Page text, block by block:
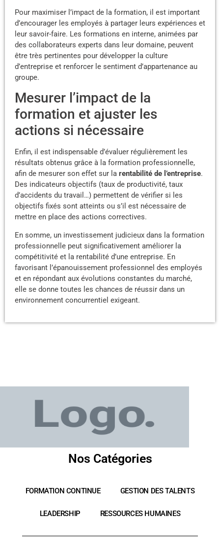
Pour maximiser l’impact de la formation, il est important
d’encourager les employés à partager leurs expériences et
leur savoir-faire. Les formations en interne, animées par
des collaborateurs experts dans leur domaine, peuvent
être très pertinentes pour développer la culture
d’entreprise et renforcer le sentiment d’appartenance au
groupe.
Mesurer l’impact de la
formation et ajuster les
actions si nécessaire
Enfin, il est indispensable d’évaluer régulièrement les
résultats obtenus grâce à la formation professionnelle,
afin de mesurer son effet sur la rentabilité de l’entreprise.
Des indicateurs objectifs (taux de productivité, taux
d’accidents du travail…) permettent de vérifier si les
objectifs fixés sont atteints ou s’il est nécessaire de
mettre en place des actions correctives.
En somme, un investissement judicieux dans la formation
professionnelle peut significativement améliorer la
compétitivité et la rentabilité d’une entreprise. En
favorisant l’épanouissement professionnel des employés
et en répondant aux évolutions constantes du marché,
elle se donne toutes les chances de réussir dans un
environnement concurrentiel exigeant.
Nos Catégories
FORMATION CONTINUE GESTION DES TALENTS
LEADERSHIP RESSOURCES HUMAINES